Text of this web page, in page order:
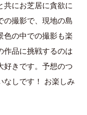
共にお芝居に貪欲に
の撮影で、現地の島
色の中での撮影も楽
作品に挑戦するのは
好きです。予想のつ
なしです！ お楽しみ